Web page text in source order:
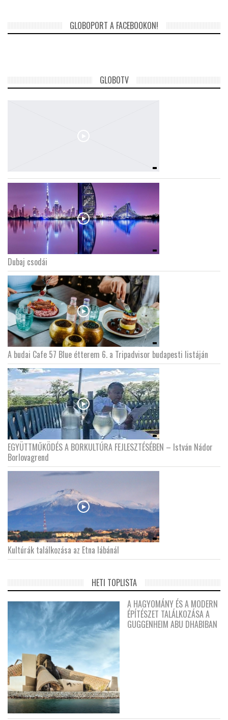
GLOBOPORT A FACEBOOKON!
GLOBOTV
Dubaj csodái
A budai Cafe 57 Blue étterem 6. a Tripadvisor budapesti listáján
EGYÜTTMŰKÖDÉS A BORKULTÚRA FEJLESZTÉSÉBEN – István Nádor
Borlovagrend
Kultúrák találkozása az Etna lábánál
HETI TOPLISTA
A HAGYOMÁNY ÉS A MODERN
ÉPÍTÉSZET TALÁLKOZÁSA A
GUGGENHEIM ABU DHABIBAN